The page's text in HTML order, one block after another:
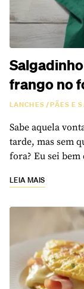
frango no
LANCHES/PÃES E
Sabe aquela
tarde, mas sem
fora? Eu sei
LEIA MAIS